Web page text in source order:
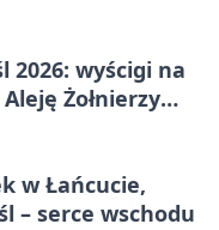
2026: wyścigi na
Żołnierzy
w Łańcucie,
– serce wschodu